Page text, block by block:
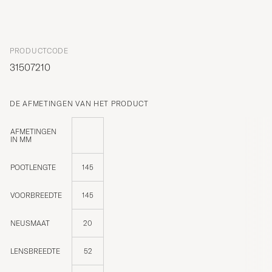
PRODUCTCODE
31507210
DE AFMETINGEN VAN HET PRODUCT
AFMETINGEN
IN MM
POOTLENGTE 145
VOORBREEDTE 145
NEUSMAAT 20
LENSBREEDTE 52